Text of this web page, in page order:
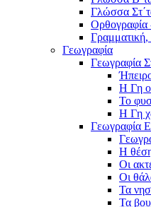
Γλώσσα
Ορθογραφία
Γραμματική,
Γεωγραφία
Γεωγραφία
Η Γη
Το
Η Γη
Γεωγραφία
Η
Οι
Οι
Τα
Τα